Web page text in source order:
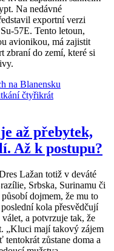
Na nedávné
exportní verzi
57E. Tento letoun,
avionikou, má zajistit
zbraní do zemí, které si
až přebytek,
Až k postupu?
Lažan totiž v deváté
Srbska, Surinamu či
dojmem, že mu to
kola přesvědčují
a potvrzuje tak, že
„Kluci mají takový zájem
tentokrát zůstane doma a